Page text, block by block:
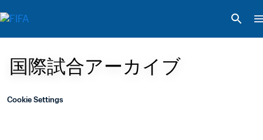
国際試合アーカイブ
Cookie Settings